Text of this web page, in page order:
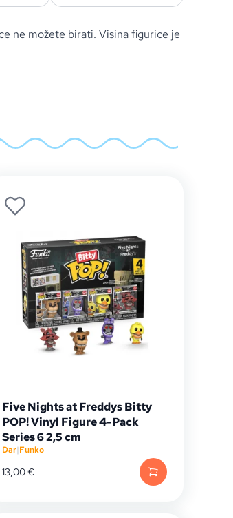
ne možete birati. Visina figurice je
Five Nights at Freddys Bitty
POP! Vinyl Figure 4-Pack
Series 6 2,5 cm
Dar|Funko
13,00€